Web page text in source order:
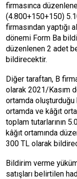
firmasınca
(4.800+150+150)
firmasından yaptığı
dönemi Form Ba
düzenlenen 2 adet
bildirecektir.
Diğer taraftan, B
olarak 2021/Kasım
ortamda
ortamda ve kâğıt
toplam tutarlarının
kâğıt ortamında
300 TL olarak
Bildirim verme
satışları belirtilen